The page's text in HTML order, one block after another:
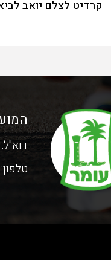
קרדיט לצלם יואב
טלפון: